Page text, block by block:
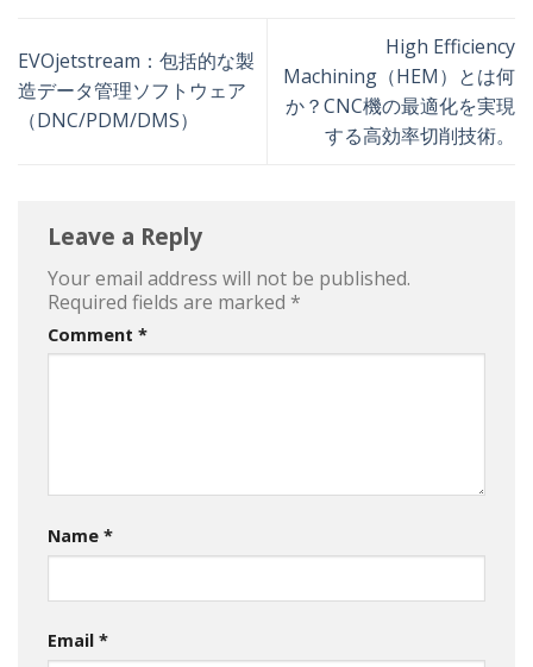
EVOjetstream：包括的な製
造データ管理ソフトウェア
（DNC/PDM/DMS）
High Efficiency
Machining（HEM）とは何
か？CNC機の最適化を実現
する高効率切削技術。
Leave a Reply
Your email address will not be published.
Required fields are marked *
Comment *
Name *
Email *